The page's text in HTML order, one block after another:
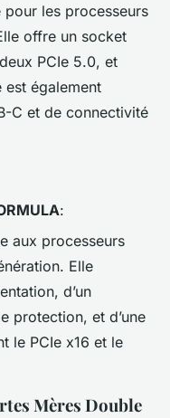
les processeurs
offre un socket
PCIe 5.0, et
également
C et de connectivité
:
aux processeurs
Elle
d’un
protection, et d’une
le PCIe x16 et le
Mères Double